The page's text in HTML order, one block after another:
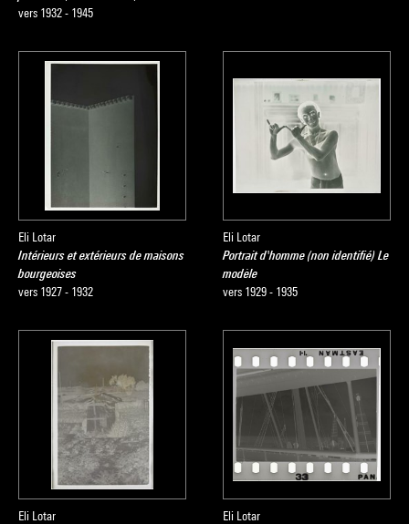
vers 1932 - 1945
Eli Lotar
Intérieurs et extérieurs de maisons
bourgeoises
vers 1927 - 1932
Eli Lotar
Portrait d'homme (non identifié) Le
modèle
vers 1929 - 1935
Eli Lotar
Eli Lotar